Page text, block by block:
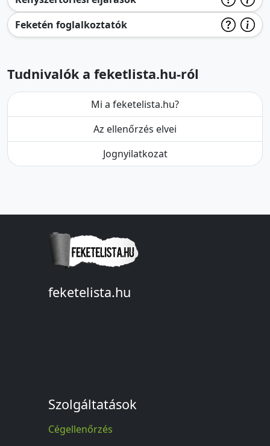
Feketén foglalkoztatók
Tudnivalók a feketlista.hu-ról
Mi a feketelista.hu?
Az ellenőrzés elvei
Jognyilatkozat
feketelista.hu
Szolgáltatások
Cégellenőrzés